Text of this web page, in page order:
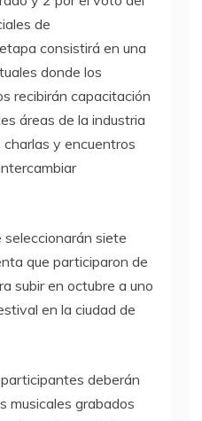
de
consistirá en una
donde los
recibirán capacitación
áreas de la industria
y encuentros
seleccionarán siete
que participaron de
subir en octubre a uno
en la ciudad de
deberán
musicales grabados